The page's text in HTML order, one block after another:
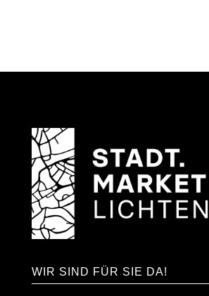
WIR SIND FÜR SIE DA!